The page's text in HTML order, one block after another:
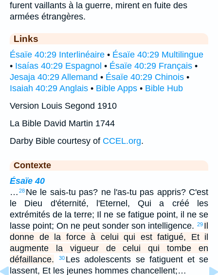
furent vaillants à la guerre, mirent en fuite des
armées étrangères.
Links
Ésaïe 40:29 Interlinéaire • Ésaïe 40:29 Multilingue
• Isaías 40:29 Espagnol • Ésaïe 40:29 Français •
Jesaja 40:29 Allemand • Ésaïe 40:29 Chinois •
Isaiah 40:29 Anglais • Bible Apps • Bible Hub
Version Louis Segond 1910
La Bible David Martin 1744
Darby Bible courtesy of CCEL.org.
Contexte
Ésaïe 40
… 28 Ne le sais-tu pas? ne l'as-tu pas appris? C'est
le Dieu d'éternité, l'Eternel, Qui a créé les
extrémités de la terre; Il ne se fatigue point, il ne se
lasse point; On ne peut sonder son intelligence. 29 Il
donne de la force à celui qui est fatigué, Et il
augmente la vigueur de celui qui tombe en
défaillance.
30 Les adolescents se fatiguent et se
lassent, Et les jeunes hommes chancellent;…